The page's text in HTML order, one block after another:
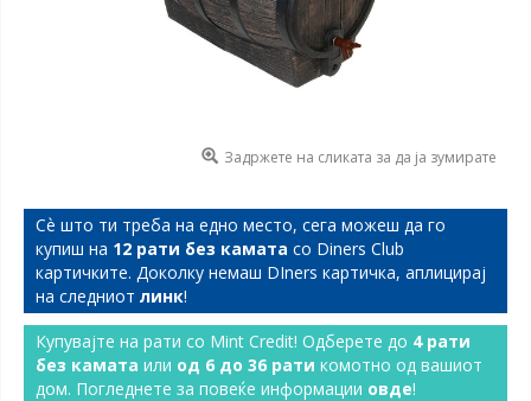
Задржете на сликата за да ја зумирате
Сѐ што ти треба на едно место, сега можеш да го
купиш на 12 рати без камата со Diners Club
картичките. Доколку немаш DIners картичка, аплицирај
на следниот линк!
Купувајте на рати со Mint Credit! Одберете до 4 рати
без камата или од 6 до 36 рати комотно од вашиот
дом. Погледнете за повеќе информации овде!